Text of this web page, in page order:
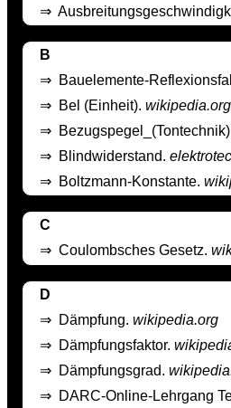
⇒
B
⇒ Bauelemente-
⇒ Bel (Einheit). wikipedia.org
⇒
⇒ Blindwiderstand.
⇒ Boltzmann-Konstante.
C
⇒ Coulombsches Gesetz.
D
⇒ Dämpfung. wikipedia.org
⇒ Dämpfungsfaktor.
⇒ Dämpfungsgrad.
⇒ DARC-Online-Lehrgang